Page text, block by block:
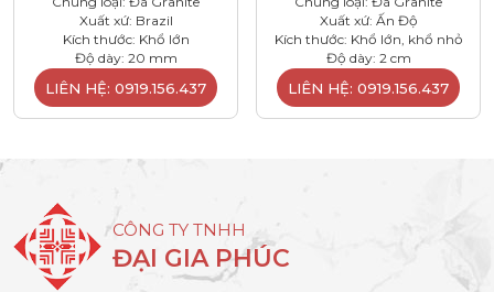
Xuất xứ: Brazil
Kích thước: Khổ lớn
Độ dày: 20 mm
LIÊN HỆ: 0919.156.437
Xuất xứ: Ấn Độ
Kích thước: Khổ lớn, khổ nhỏ
Độ dày: 2 cm
LIÊN HỆ: 0919.156.437
CÔNG TY TNHH
ĐẠI GIA PHÚC